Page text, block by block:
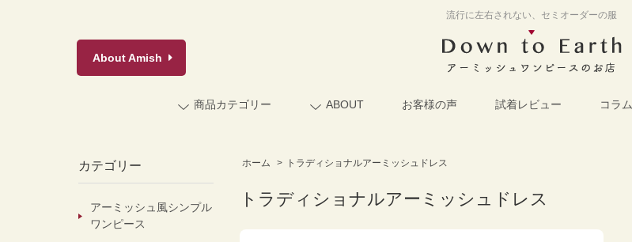
流行に左右されない、セミオーダーの服
AboutAmish
商品カテゴリー ABOUT お客様の声 試着レビュー コラム
ホーム > トラディショナルアーミッシュドレス
トラディショナルアーミッシュドレス
カテゴリー
アーミッシュ風シンプル
ワンピース